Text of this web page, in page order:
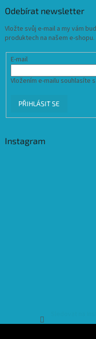
Odebírat newsletter
Vložte svůj e-mail a my vám
produktech na našem e-shopu.
E-mail
Vložením e-mailu souhlasíte s
PŘIHLÁSIT SE
Instagram